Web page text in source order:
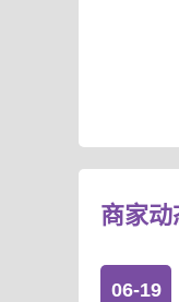
商家动
06-19